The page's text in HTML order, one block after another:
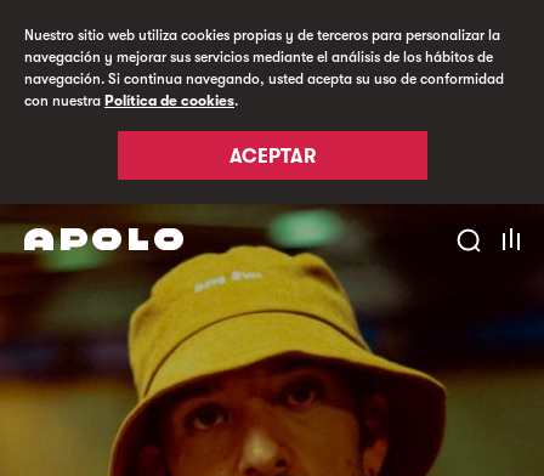
Nuestro sitio web utiliza cookies propias y de terceros para personalizar la
navegación y mejorar sus servicios mediante el análisis de los hábitos de
navegación. Si continua navegando, usted acepta su uso de conformidad
con nuestra Política de cookies.
ACEPTAR